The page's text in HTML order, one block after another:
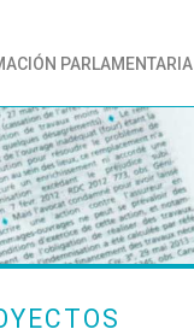
PARLAMENTARIA